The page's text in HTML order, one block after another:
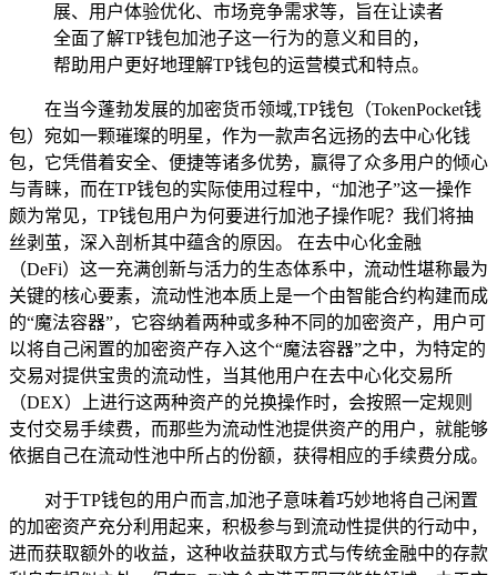
展、用户体验优化、市场竞争需求等，旨在让读者
全面了解TP钱包加池子这一行为的意义和目的，
帮助用户更好地理解TP钱包的运营模式和特点。
在当今蓬勃发展的加密货币领域,TP钱包（TokenPocket钱
包）宛如一颗璀璨的明星，作为一款声名远扬的去中心化钱
包，它凭借着安全、便捷等诸多优势，赢得了众多用户的倾心
与青睐，而在TP钱包的实际使用过程中，“加池子”这一操作
颇为常见，TP钱包用户为何要进行加池子操作呢？我们将抽
丝剥茧，深入剖析其中蕴含的原因。 在去中心化金融
（DeFi）这一充满创新与活力的生态体系中，流动性堪称最为
关键的核心要素，流动性池本质上是一个由智能合约构建而成
的“魔法容器”，它容纳着两种或多种不同的加密资产，用户可
以将自己闲置的加密资产存入这个“魔法容器”之中，为特定的
交易对提供宝贵的流动性，当其他用户在去中心化交易所
（DEX）上进行这两种资产的兑换操作时，会按照一定规则
支付交易手续费，而那些为流动性池提供资产的用户，就能够
依据自己在流动性池中所占的份额，获得相应的手续费分成。
对于TP钱包的用户而言,加池子意味着巧妙地将自己闲置
的加密资产充分利用起来，积极参与到流动性提供的行动中，
进而获取额外的收益，这种收益获取方式与传统金融中的存款